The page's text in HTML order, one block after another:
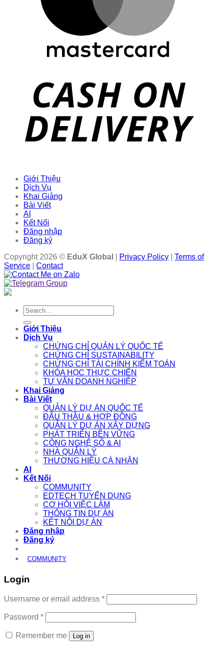
Giới Thiệu
Dịch Vụ
Khai Giảng
Bài Viết
AI
Kết Nối
Đăng nhập
Đăng ký
Copyright 2026 © EduX Global Privacy Policy
Terms of
Service
Contact
Search
for:
Giới Thiệu
Dịch Vụ
CHỨNG CHỈ QUẢN LÝ QUỐC TẾ
CHỨNG CHỈ SUSTAINABILITY
CHỨNG CHỈ TÀI CHÍNH KIỂM TOÁN
KHÓA HỌC THỰC CHIẾN
TƯ VẤN DOANH NGHIỆP
Khai Giảng
Bài Viết
QUẢN LÝ DỰ ÁN QUỐC TẾ
ĐẤU THẦU & HỢP ĐỒNG
QUẢN LÝ DỰ ÁN XÂY DỰNG
PHÁT TRIỂN BỀN VỮNG
CÔNG NGHỆ SỐ & AI
NHÀ QUẢN LÝ
THƯƠNG HIỆU CÁ NHÂN
AI
Kết Nối
COMMUNITY
EDTECH TUYỂN DỤNG
CƠ HỘI VIỆC LÀM
THÔNG TIN DỰ ÁN
KẾT NỐI DỰ ÁN
Đăng nhập
Đăng ký
COMMUNITY
Login
Username or email address *Required
Password *Required
Remember me Log in